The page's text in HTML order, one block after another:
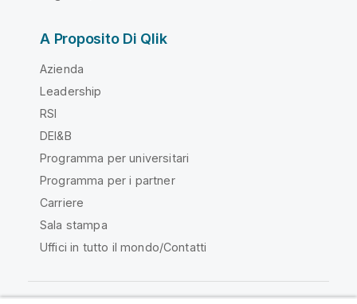
A Proposito Di Qlik
Azienda
Leadership
RSI
DEI&B
Programma per universitari
Programma per i partner
Carriere
Sala stampa
Uffici in tutto il mondo/Contatti